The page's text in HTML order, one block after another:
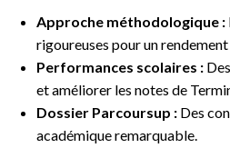
Approche méthodologique :
rigoureuses pour un
Performances scolaires :
et améliorer les notes de
Dossier Parcoursup : Des
académique remarquable.